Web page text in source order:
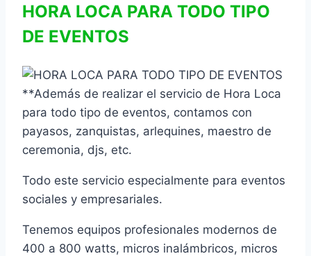
HORA LOCA PARA TODO TIPO
DE EVENTOS
**Además de realizar el servicio de Hora Loca
para todo tipo de eventos, contamos con
payasos, zanquistas, arlequines, maestro de
ceremonia, djs, etc.
Todo este servicio especialmente para eventos
sociales y empresariales.
Tenemos equipos profesionales modernos de
400 a 800 watts, micros inalámbricos, micros